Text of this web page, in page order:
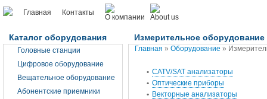
Главная Контакты
Каталог оборудования
Головные станции
Цифровое оборудование
Вещательное оборудование
Абонентские приемники
Измерительное оборудование
Главная » Оборудование »
CATV/SAT анализаторы
Оптические приборы
Векторные анализаторы